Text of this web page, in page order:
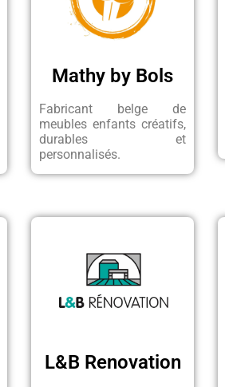
Mathy by Bols
Fabricant belge de
meubles enfants créatifs,
durables et
personnalisés.
L&B Renovation